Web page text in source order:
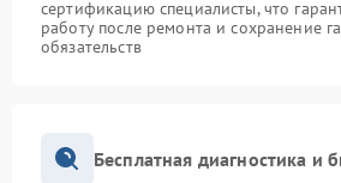
сертификацию специалисты, что
работу после ремонта и сохранение
обязательств
Бесплатная диагностика и